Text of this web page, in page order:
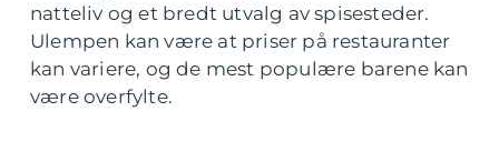
natteliv og et bredt utvalg av spisesteder.
Ulempen kan være at priser på restauranter
kan variere, og de mest populære barene kan
være overfylte.